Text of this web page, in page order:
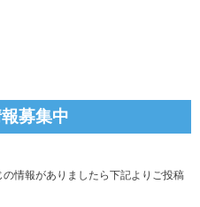
募集中
情報がありましたら下記よりご投稿